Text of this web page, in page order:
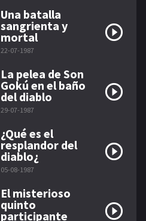
Una batalla
sangrienta y
mortal
22-07-1987
La pelea de Son
Gokú en el baño
del diablo
29-07-1987
¿Qué es el
resplandor del
diablo¿
05-08-1987
El misterioso
quinto
participante